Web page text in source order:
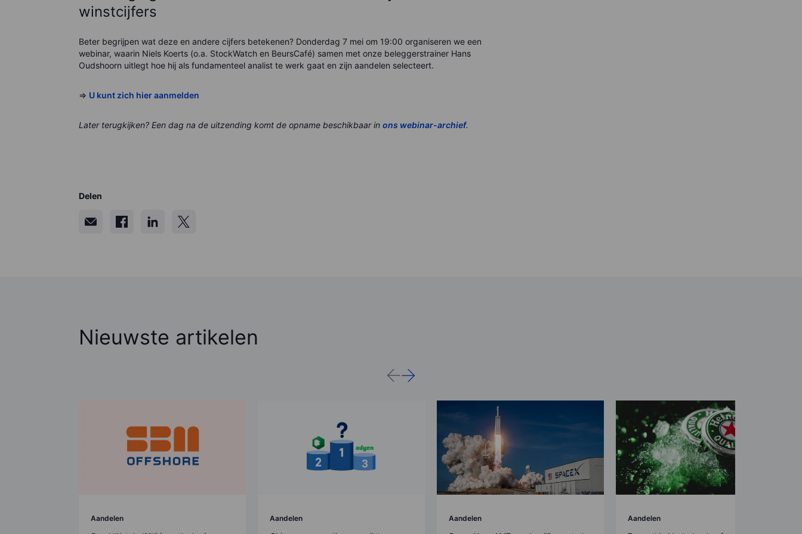
winstcijfers
Beter begrijpen wat deze en andere cijfers betekenen? Donderdag 7 mei om 19:00 organiseren we een
webinar, waarin Niels Koerts (o.a. StockWatch en BeursCafé) samen met onze beleggerstrainer Hans
Oudshoorn uitlegt hoe hij als fundamenteel analist te werk gaat en zijn aandelen selecteert.
=> U kunt zich hier aanmelden
Later terugkijken? Een dag na de uitzending komt de opname beschikbaar in ons webinar-archief.
Delen
Nieuwste artikelen
Aandelen Aandelen Aandelen Aandelen